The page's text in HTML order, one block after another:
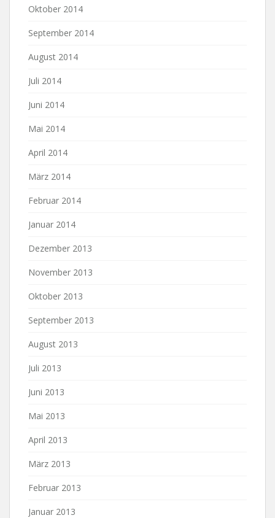
Oktober 2014
September 2014
August 2014
Juli 2014
Juni 2014
Mai 2014
April 2014
März 2014
Februar 2014
Januar 2014
Dezember 2013
November 2013
Oktober 2013
September 2013
August 2013
Juli 2013
Juni 2013
Mai 2013
April 2013
März 2013
Februar 2013
Januar 2013